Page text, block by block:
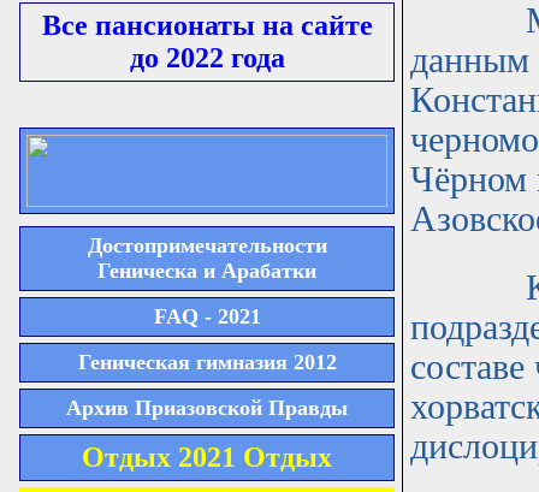
Все пансионаты на сайте
до 2022 года
Достопримечательности
Геническа и Арабатки
FAQ - 2021
Геническая гимназия 2012
Архив Приазовской Правды
Отдых 2021 Отдых
данным
Чёрном